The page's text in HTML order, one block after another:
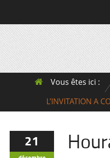
Vous êtes ici :
L’INVITATION A
21